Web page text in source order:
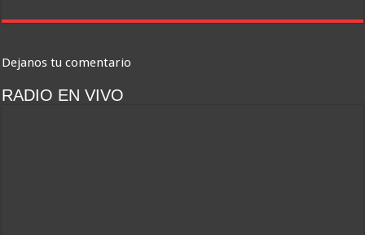
Dejanos tu comentario
RADIO EN VIVO